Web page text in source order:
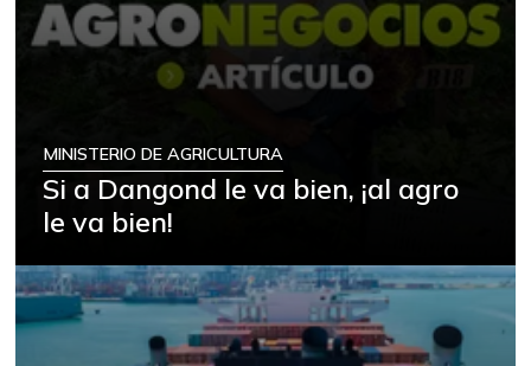
MINISTERIO DE AGRICULTURA
Si a Dangond le va bien, ¡al agro
le va bien!